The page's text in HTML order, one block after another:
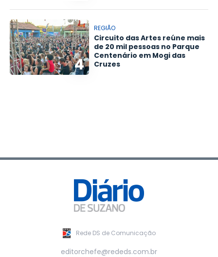
4
REGIÃO
Circuito das Artes reúne mais
de 20 mil pessoas no Parque
Centenário em Mogi das
Cruzes
Rede DS de Comunicação
editorchefe@rededs.com.br